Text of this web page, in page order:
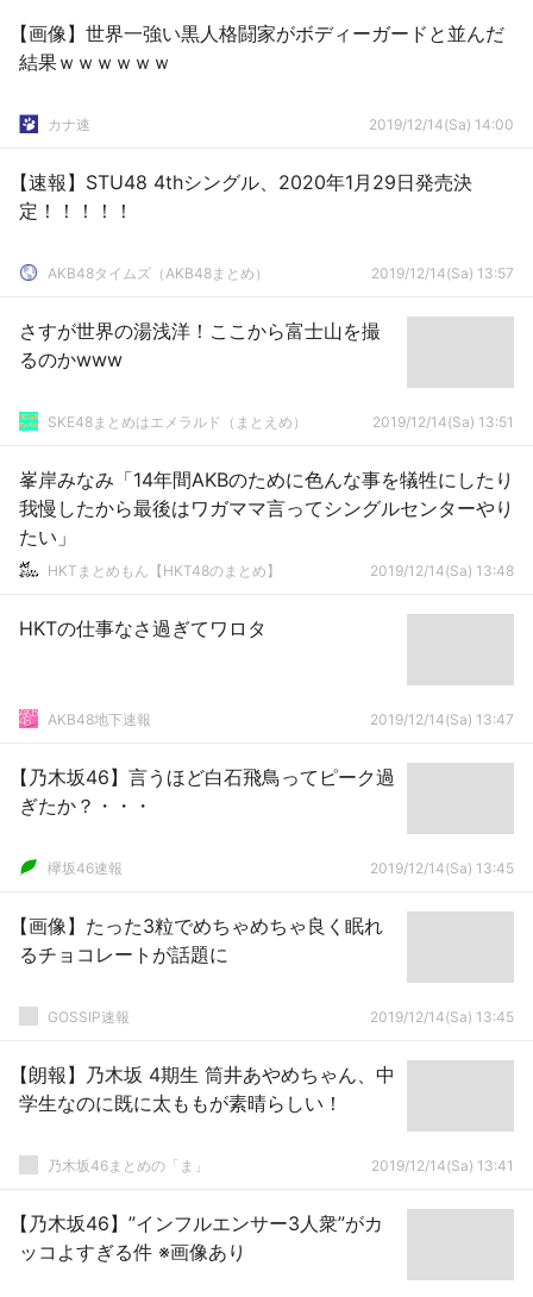
【画像】世界一強い黒人格闘家がボディーガードと並んだ
結果ｗｗｗｗｗｗ
カナ速 2019/12/14(Sa) 14:00
【速報】STU48 4thシングル、2020年1月29日発売決
定！！！！！
AKB48タイムズ（AKB48まとめ） 2019/12/14(Sa) 13:57
さすが世界の湯浅洋！ここから富士山を撮
るのかwww
SKE48まとめはエメラルド（まとえめ） 2019/12/14(Sa) 13:51
峯岸みなみ「14年間AKBのために色んな事を犠牲にしたり
我慢したから最後はワガママ言ってシングルセンターやり
たい」
HKTまとめもん【HKT48のまとめ】 2019/12/14(Sa) 13:48
HKTの仕事なさ過ぎてワロタ
AKB48地下速報 2019/12/14(Sa) 13:47
【乃木坂46】言うほど白石飛鳥ってピーク過
ぎたか？・・・
欅坂46速報 2019/12/14(Sa) 13:45
【画像】たった3粒でめちゃめちゃ良く眠れ
るチョコレートが話題に
GOSSIP速報 2019/12/14(Sa) 13:45
【朗報】乃木坂 4期生 筒井あやめちゃん、中
学生なのに既に太ももが素晴らしい！
乃木坂46まとめの「ま」 2019/12/14(Sa) 13:41
【乃木坂46】”インフルエンサー3人衆”がカ
ッコよすぎる件 ※画像あり